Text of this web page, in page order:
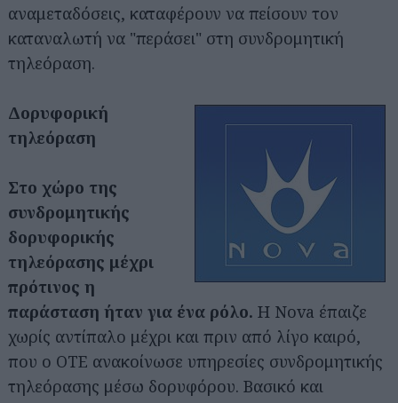
αναμεταδόσεις, καταφέρουν να πείσουν τον
καταναλωτή να "περάσει" στη συνδρομητική
τηλεόραση.
Δορυφορική
τηλεόραση
Στο χώρο της
συνδρομητικής
δορυφορικής
τηλεόρασης μέχρι
πρότινος η
παράσταση ήταν για ένα ρόλο. Η Nova έπαιζε
χωρίς αντίπαλο μέχρι και πριν από λίγο καιρό,
που ο ΟΤΕ ανακοίνωσε υπηρεσίες συνδρομητικής
τηλεόρασης μέσω δορυφόρου. Βασικό και
για...